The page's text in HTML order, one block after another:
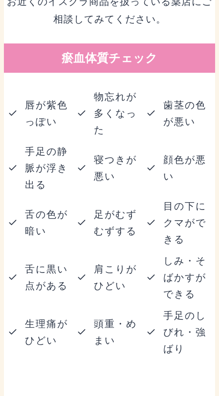
相談してみてください。
瘀血体質チェック
唇が紫色
っぽい
物忘れが
多くなっ
た
歯茎の色
が悪い
手足の静
脈が浮き
出る
寝つきが
悪い
顔色が悪
い
舌の色が
暗い
足がむず
むずする
目の下に
クマがで
きる
舌に黒い
点がある
肩こりが
ひどい
しみ・そ
ばかすが
できる
生理痛が
ひどい
頭重・め
まい
手足のし
びれ・強
ばり